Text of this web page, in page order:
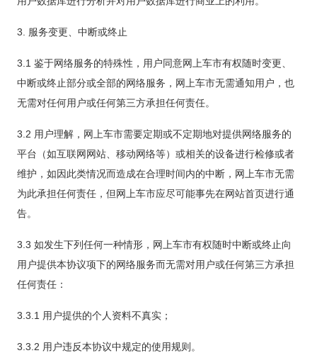
3. 服务变更、中断或终止
3.1 鉴于网络服务的特殊性，用户同意网上车市有权随时变更、
中断或终止部分或全部的网络服务，网上车市无需通知用户，也
无需对任何用户或任何第三方承担任何责任。
3.2 用户理解，网上车市需要定期或不定期地对提供网络服务的
平台（如互联网网站、移动网络等）或相关的设备进行检修或者
维护，如因此类情况而造成在合理时间内的中断，网上车市无需
为此承担任何责任，但网上车市应尽可能事先在网站首页进行通
告。
3.3 如发生下列任何一种情形，网上车市有权随时中断或终止向
用户提供本协议项下的网络服务而无需对用户或任何第三方承担
任何责任：
3.3.1 用户提供的个人资料不真实；
3.3.2 用户违反本协议中规定的使用规则。